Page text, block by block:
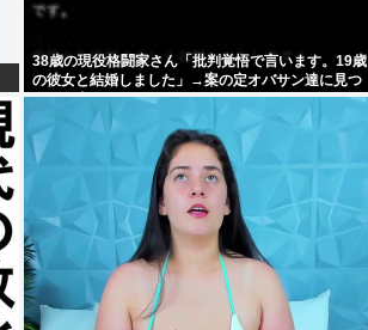
38歳の現役格闘家さん「批判覚悟で言います。19歳
の彼女と結婚しました」→案の定オバサン達に見つ
かり炎上